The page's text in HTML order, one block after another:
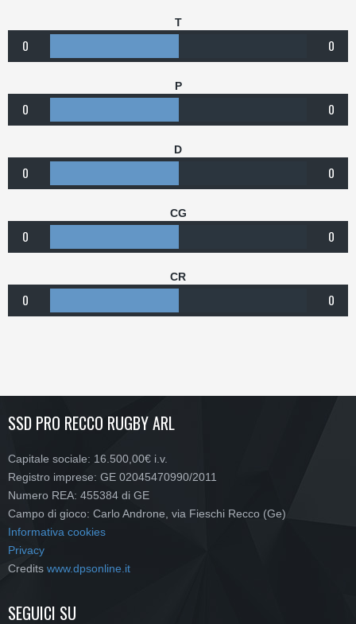
T
0 0
P
0 0
D
0 0
CG
0 0
CR
0 0
SSD PRO RECCO RUGBY ARL
Capitale sociale: 16.500,00€ i.v.
Registro imprese: GE 02045470990/2011
Numero REA: 455384 di GE
Campo di gioco: Carlo Androne, via Fieschi Recco (Ge)
Informativa cookies
Privacy
Credits www.dpsonline.it
SEGUICI SU